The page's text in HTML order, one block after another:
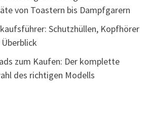
von Toastern bis Dampfgarern
Schutzhüllen, Kopfhörer
zum Kaufen: Der komplette
des richtigen Modells